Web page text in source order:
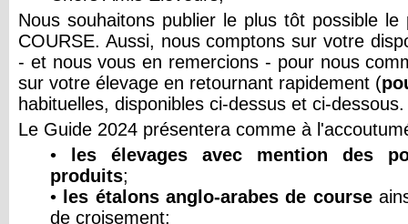
Nous souhaitons publier le plus tôt possible le
COURSE. Aussi, nous comptons sur votre
- et nous vous en remercions - pour nous
sur votre élevage en retournant rapidement (
habituelles, disponibles ci-dessus et ci-dessous.
Le Guide 2024 présentera comme à
•
les élevages avec mention des
produits;
• les étalons anglo-arabes de course
de croisement;